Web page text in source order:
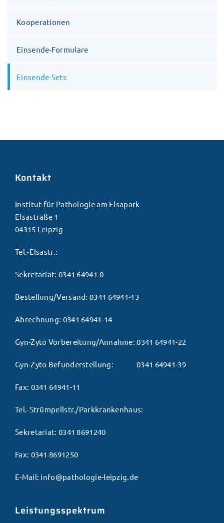
Kooperationen
Einsende-Formulare
Einsende-Sets
Kontakt
Institut für Pathologie am Elsapark
Elsastraße 1
04315 Leipzig
Tel.-Elsastr.:
Sekretariat: 0341 64941-0
Bestellung/Versand:0341 64941-13
Abrechnung: 0341 64941-14
Gyn-Zyto Vorbereitung/Annahme:0341 64941-22
Gyn-Zyto Befunderstellung:0341 64941-39
Fax: 0341 64941-11
Tel.-Strümpellstr./Parkkrankenhaus:
Sekretariat: 0341 8691240
Fax: 0341 8691250
E-Mail: info@pathologie-leipzig.de
Leistungsspektrum